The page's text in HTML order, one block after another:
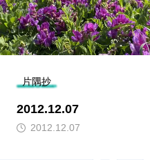
片隅抄
2012.12.07
2012.12.07